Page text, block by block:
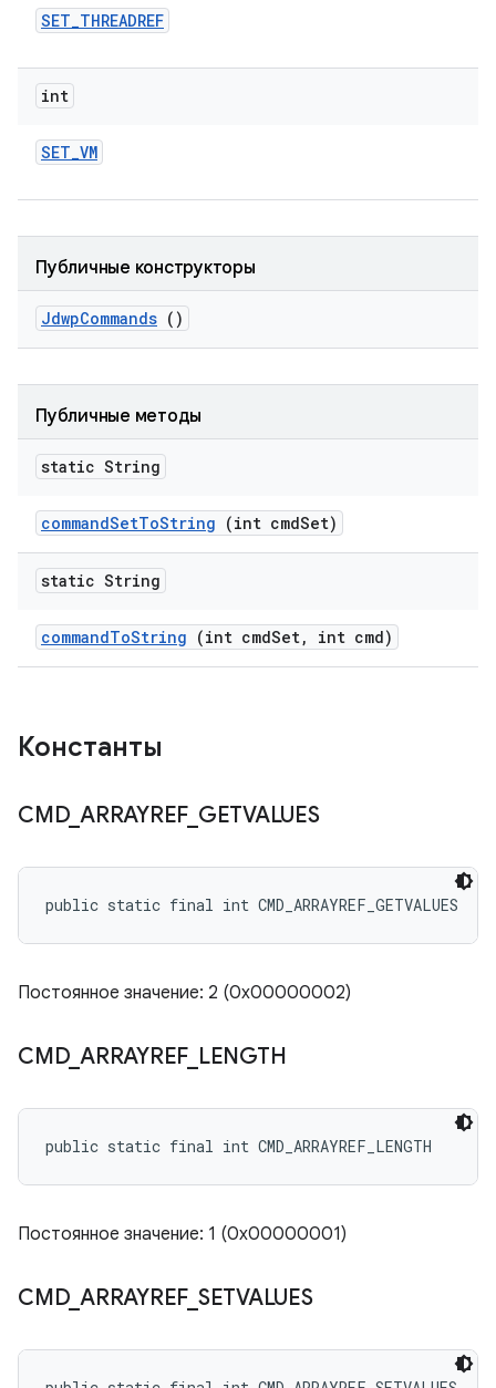
SET_THREADREF
int
SET_VM
Публичные конструкторы
JdwpCommands ()
Публичные методы
static String
commandSetToString (int cmdSet)
static String
commandToString (int cmdSet, int cmd)
Константы
CMD_ ARRAYREF_ GETVALUES
public static final int CMD_ARRAYREF_GETVALUES
Постоянное значение: 2 (0x00000002)
CMD_ ARRAYREF_ LENGTH
public static final int CMD_ARRAYREF_LENGTH
Постоянное значение: 1 (0x00000001)
CMD_ ARRAYREF_ SETVALUES